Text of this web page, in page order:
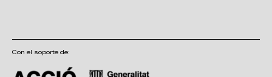
Con el soporte de: